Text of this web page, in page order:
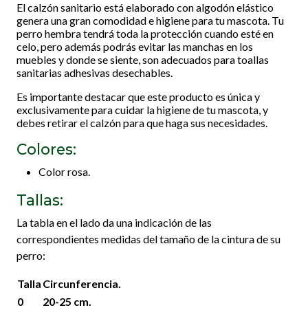
El calzón sanitario está elaborado con algodón elástico
genera una gran comodidad e higiene para tu mascota. Tu
perro hembra tendrá toda la protección cuando esté en
celo, pero además podrás evitar las manchas en los
muebles y donde se siente, son adecuados para toallas
sanitarias adhesivas desechables.
Es importante destacar que este producto es única y
exclusivamente para cuidar la higiene de tu mascota, y
debes retirar el calzón para que haga sus necesidades.
Colores:
Color rosa.
Tallas:
La tabla en el lado da una indicación de las
correspondientes medidas del tamaño de la cintura de su
perro:
Talla Circunferencia.
0
20-25 cm.